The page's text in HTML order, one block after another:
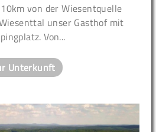
von der Wiesentquelle
unser Gasthof mit
Von...
Unterkunft